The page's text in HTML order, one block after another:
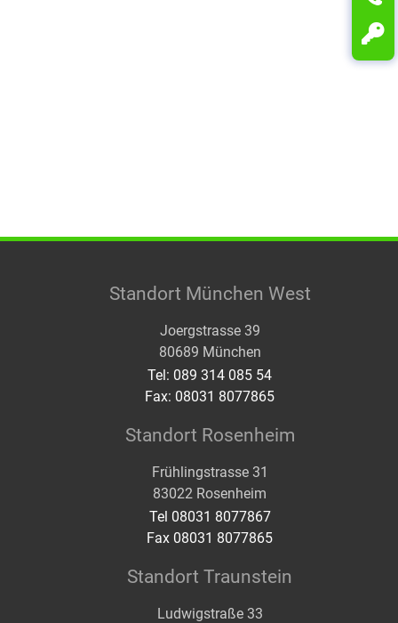
Standort München West
Joergstrasse 39
80689 München
Tel: 089 314 085 54
Fax: 08031 8077865
Standort Rosenheim
Frühlingstrasse 31
83022 Rosenheim
Tel 08031 8077867
Fax 08031 8077865
Standort Traunstein
Ludwigstraße 33